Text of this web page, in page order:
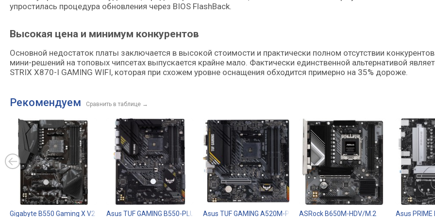
упростилась процедура обновления через BIOS FlashBack.
Высокая цена и минимум конкурентов
Основной недостаток платы заключается в высокой стоимости и практически полном отсутствии
мини-решений на топовых чипсетах выпускается крайне мало. Фактически единственной альтернативой
STRIX X870-I GAMING WIFI, которая при схожем уровне оснащения обходится примерно на 35% дороже.
Рекомендуем Сравнить в таблице →
Gigabyte B550 Gaming X V2 Asus TUF GAMING B550-PLUS Asus TUF GAMING A520M-PLUS WIFIASRock B650M-HDV/M.2 Asus PRIME